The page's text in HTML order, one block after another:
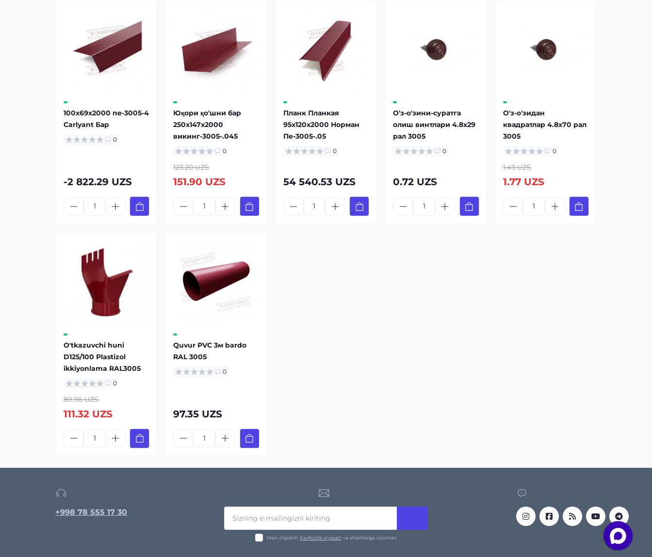
100x69x2000 пе-3005-4
Carlyant Бар
0
-2 822.29 UZS
Юқори қо'шни бар
250x147x2000
викинг-3005-.045
0
123.20 UZS
151.90 UZS
Планк Планкая
95x120x2000 Норман
Пе-3005-.05
0
54 540.53 UZS
О'з-о'зини-суратга
олиш винтлари 4.8x29
рал 3005
0
0.72 UZS
О'з-о'зидан
квадратлар 4.8x70 рал
3005
0
1.43 UZS
1.77 UZS
O'tkazuvchi huni
D125/100 Plastizol
ikkiyonlama RAL3005
0
89.96 UZS
111.32 UZS
Quvur PVC 3м bardo
RAL 3005
0
97.35 UZS
+998 78 555 17 30
Men o‘qidim Xavfsizlik siyosati va shartlarga roziman